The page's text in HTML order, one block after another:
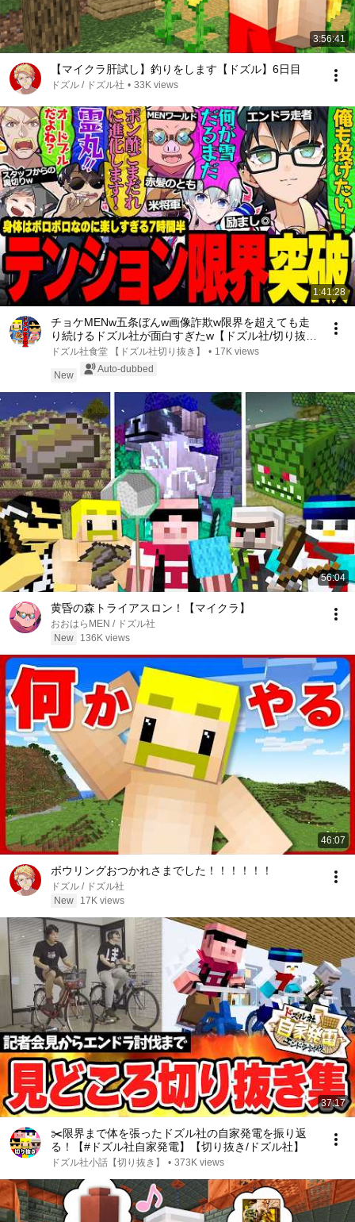
3:56:41
【マイクラ肝試し】釣りをします【ドズル】6日目
ドズル / ドズル社 • 33K views
1:41:28
チョケMENw五条ぼんw画像詐欺w限界を超えても走
り続けるドズル社が面白すぎたw【ドズル社/切り抜
き】【ドズル/ぼんじゅうる/おおはらMEN/おんりー/
おらふくん/ネコおじ】
ドズル社食堂 【ドズル社切り抜き】 • 17K views
New
Auto-dubbed
56:04
黄昏の森トライアスロン！【マイクラ】
おおはらMEN / ドズル社
New
136K views
46:07
ボウリングおつかれさまでした！！！！！！
ドズル / ドズル社
New
17K views
37:17
✂️限界まで体を張ったドズル社の自家発電を振り返
る！【#ドズル社自家発電】【切り抜き/ドズル社】
ドズル社小話【切り抜き】 • 373K views